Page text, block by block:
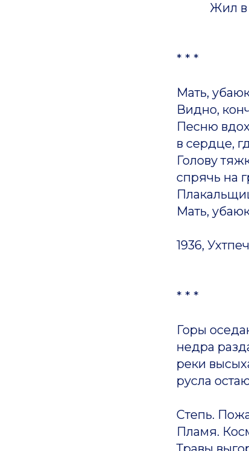
Жил в
* * *
Мать,
Видно,
Песню
в сердце,
Голову
спрячь на
Мать,
1936,
* * *
Горы
недра
реки
русла
Степь.
Пламя.